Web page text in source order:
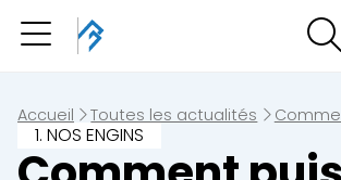
Accueil Toutes les actualités
1. NOS ENGINS
Vous avez une
Vous n'avez pas de